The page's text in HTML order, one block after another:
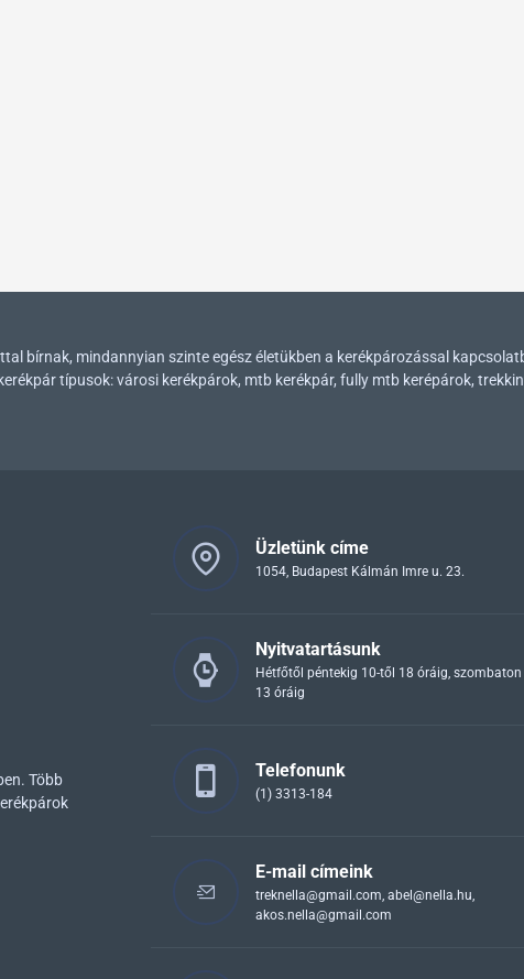
bírnak, mindannyian szinte egész életükben a kerékpározással
típusok: városi kerékpárok, mtb kerékpár, fully mtb kerépárok,
Több
Üzletünk címe
1054, Budapest Kálmán Imre u. 23.
Nyitvatartásunk
Hétfőtől péntekig 10-től 18 óráig, szombaton
13 óráig
Telefonunk
(1) 3313-184
E-mail címeink
treknella@gmail.com, abel@nella.hu,
akos.nella@gmail.com